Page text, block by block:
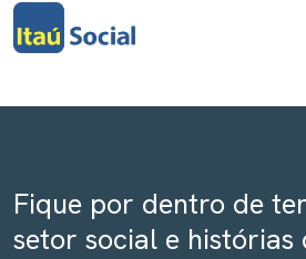
Fique por dentro de
setor social e histórias